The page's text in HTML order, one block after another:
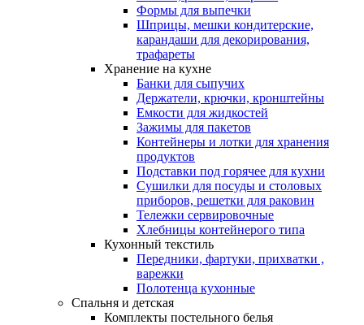
Формы для выпечки
Шприцы, мешки кондитерские,
карандаши для декорирования,
трафареты
Хранение на кухне
Банки для сыпучих
Держатели, крючки, кронштейны
Емкости для жидкостей
Зажимы для пакетов
Контейнеры и лотки для хранения
продуктов
Подставки под горячее для кухни
Сушилки для посуды и столовых
приборов, решетки для раковин
Тележки сервировочные
Хлебницы контейнерого типа
Кухонный текстиль
Передники, фартуки, прихватки ,
варежки
Полотенца кухонные
Спальня и детская
Комплекты постельного белья